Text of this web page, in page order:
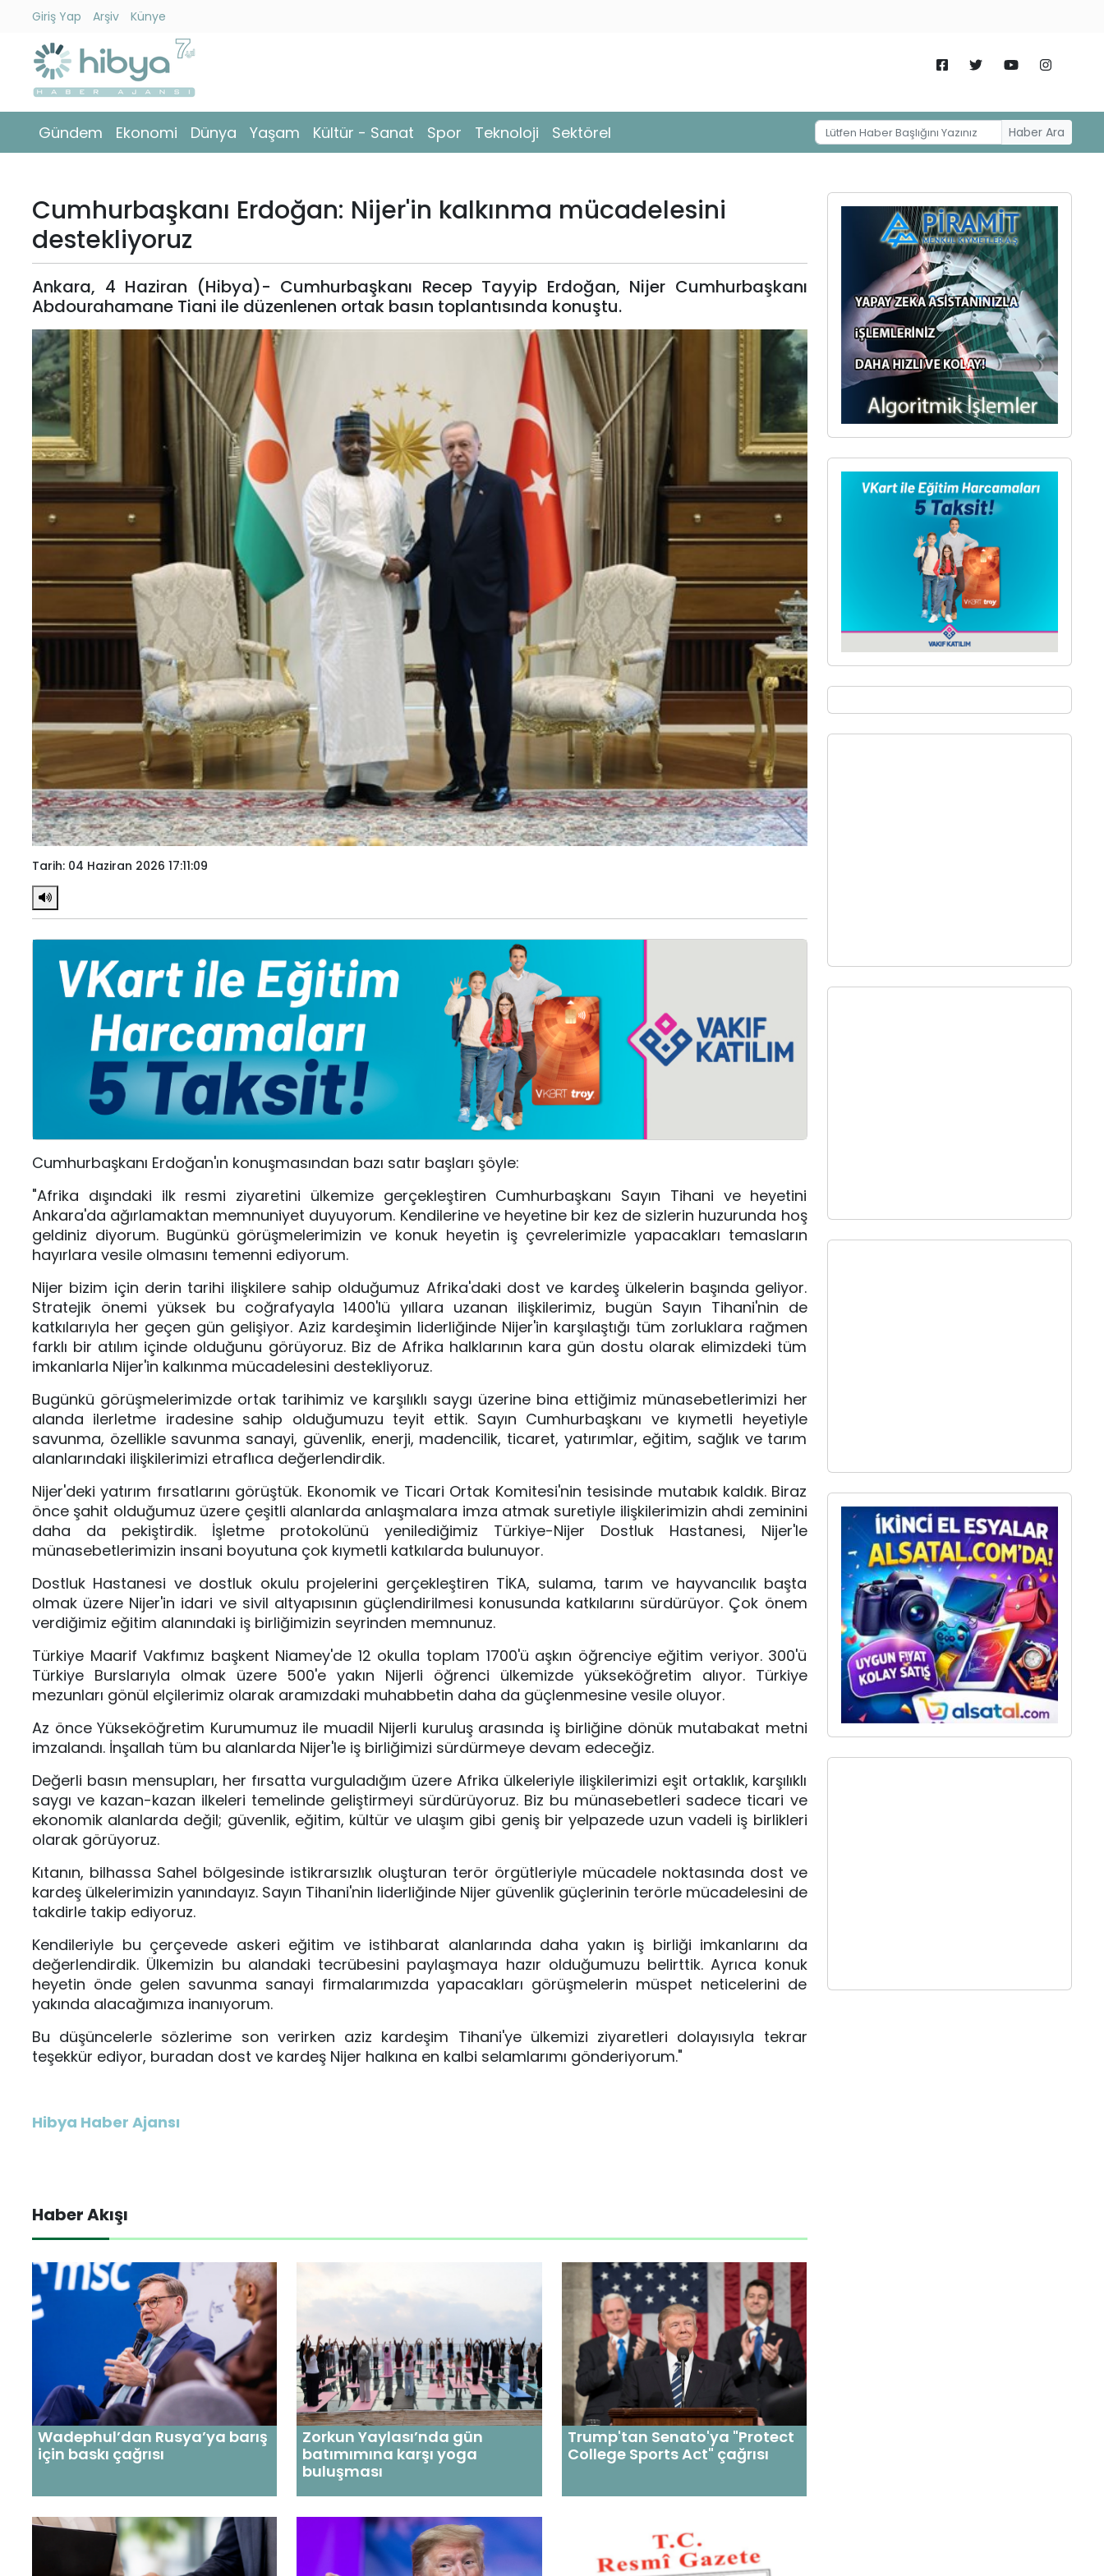
Giriş Yap Arşiv Künye
Gündem Ekonomi Dünya Yaşam Kültür - Sanat Spor Teknoloji Sektörel Haber Ara
Gündem
Ekonomi
Yaşam
Kültür
Sanat
Spor
Teknoloji
Sektörel
Arşiv
Künye
Giriş
Yap
Cumhurbaşkanı Erdoğan: Nijer'in kalkınma mücadelesini
destekliyoruz
Ankara, 4 Haziran (Hibya)- Cumhurbaşkanı Recep Tayyip Erdoğan, Nijer Cumhurbaşkanı
Abdourahamane Tiani ile düzenlenen ortak basın toplantısında konuştu.
Tarih: 04 Haziran 2026 17:11:09
Cumhurbaşkanı Erdoğan'ın konuşmasından bazı satır başları şöyle:
"Afrika dışındaki ilk resmi ziyaretini ülkemize gerçekleştiren Cumhurbaşkanı Sayın Tihani ve heyetini
Ankara'da ağırlamaktan memnuniyet duyuyorum. Kendilerine ve heyetine bir kez de sizlerin huzurunda hoş
geldiniz diyorum. Bugünkü görüşmelerimizin ve konuk heyetin iş çevrelerimizle yapacakları temasların
hayırlara vesile olmasını temenni ediyorum.
Nijer bizim için derin tarihi ilişkilere sahip olduğumuz Afrika'daki dost ve kardeş ülkelerin başında geliyor.
Stratejik önemi yüksek bu coğrafyayla 1400'lü yıllara uzanan ilişkilerimiz, bugün Sayın Tihani'nin de
katkılarıyla her geçen gün gelişiyor. Aziz kardeşimin liderliğinde Nijer'in karşılaştığı tüm zorluklara rağmen
farklı bir atılım içinde olduğunu görüyoruz. Biz de Afrika halklarının kara gün dostu olarak elimizdeki tüm
imkanlarla Nijer'in kalkınma mücadelesini destekliyoruz.
Bugünkü görüşmelerimizde ortak tarihimiz ve karşılıklı saygı üzerine bina ettiğimiz münasebetlerimizi her
alanda ilerletme iradesine sahip olduğumuzu teyit ettik. Sayın Cumhurbaşkanı ve kıymetli heyetiyle
savunma, özellikle savunma sanayi, güvenlik, enerji, madencilik, ticaret, yatırımlar, eğitim, sağlık ve tarım
alanlarındaki ilişkilerimizi etraflıca değerlendirdik.
Nijer'deki yatırım fırsatlarını görüştük. Ekonomik ve Ticari Ortak Komitesi'nin tesisinde mutabık kaldık. Biraz
önce şahit olduğumuz üzere çeşitli alanlarda anlaşmalara imza atmak suretiyle ilişkilerimizin ahdi zeminini
daha da pekiştirdik. İşletme protokolünü yenilediğimiz Türkiye-Nijer Dostluk Hastanesi, Nijer'le
münasebetlerimizin insani boyutuna çok kıymetli katkılarda bulunuyor.
Dostluk Hastanesi ve dostluk okulu projelerini gerçekleştiren TİKA, sulama, tarım ve hayvancılık başta
olmak üzere Nijer'in idari ve sivil altyapısının güçlendirilmesi konusunda katkılarını sürdürüyor. Çok önem
verdiğimiz eğitim alanındaki iş birliğimizin seyrinden memnunuz.
Türkiye Maarif Vakfımız başkent Niamey'de 12 okulla toplam 1700'ü aşkın öğrenciye eğitim veriyor. 300'ü
Türkiye Burslarıyla olmak üzere 500'e yakın Nijerli öğrenci ülkemizde yükseköğretim alıyor. Türkiye
mezunları gönül elçilerimiz olarak aramızdaki muhabbetin daha da güçlenmesine vesile oluyor.
Az önce Yükseköğretim Kurumumuz ile muadil Nijerli kuruluş arasında iş birliğine dönük mutabakat metni
imzalandı. İnşallah tüm bu alanlarda Nijer'le iş birliğimizi sürdürmeye devam edeceğiz.
Değerli basın mensupları, her fırsatta vurguladığım üzere Afrika ülkeleriyle ilişkilerimizi eşit ortaklık, karşılıklı
saygı ve kazan-kazan ilkeleri temelinde geliştirmeyi sürdürüyoruz. Biz bu münasebetleri sadece ticari ve
ekonomik alanlarda değil; güvenlik, eğitim, kültür ve ulaşım gibi geniş bir yelpazede uzun vadeli iş birlikleri
olarak görüyoruz.
Kıtanın, bilhassa Sahel bölgesinde istikrarsızlık oluşturan terör örgütleriyle mücadele noktasında dost ve
kardeş ülkelerimizin yanındayız. Sayın Tihani'nin liderliğinde Nijer güvenlik güçlerinin terörle mücadelesini de
takdirle takip ediyoruz.
Kendileriyle bu çerçevede askeri eğitim ve istihbarat alanlarında daha yakın iş birliği imkanlarını da
değerlendirdik. Ülkemizin bu alandaki tecrübesini paylaşmaya hazır olduğumuzu belirttik. Ayrıca konuk
heyetin önde gelen savunma sanayi firmalarımızda yapacakları görüşmelerin müspet neticelerini de
yakında alacağımıza inanıyorum.
Bu düşüncelerle sözlerime son verirken aziz kardeşim Tihani'ye ülkemizi ziyaretleri dolayısıyla tekrar
teşekkür ediyor, buradan dost ve kardeş Nijer halkına en kalbi selamlarımı gönderiyorum."
Hibya Haber Ajansı
Haber Akışı
Wadephul’dan Rusya’ya barış
için baskı çağrısı
Zorkun Yaylası’nda gün
batımımına karşı yoga
buluşması
Trump'tan Senato'ya "Protect
College Sports Act" çağrısı